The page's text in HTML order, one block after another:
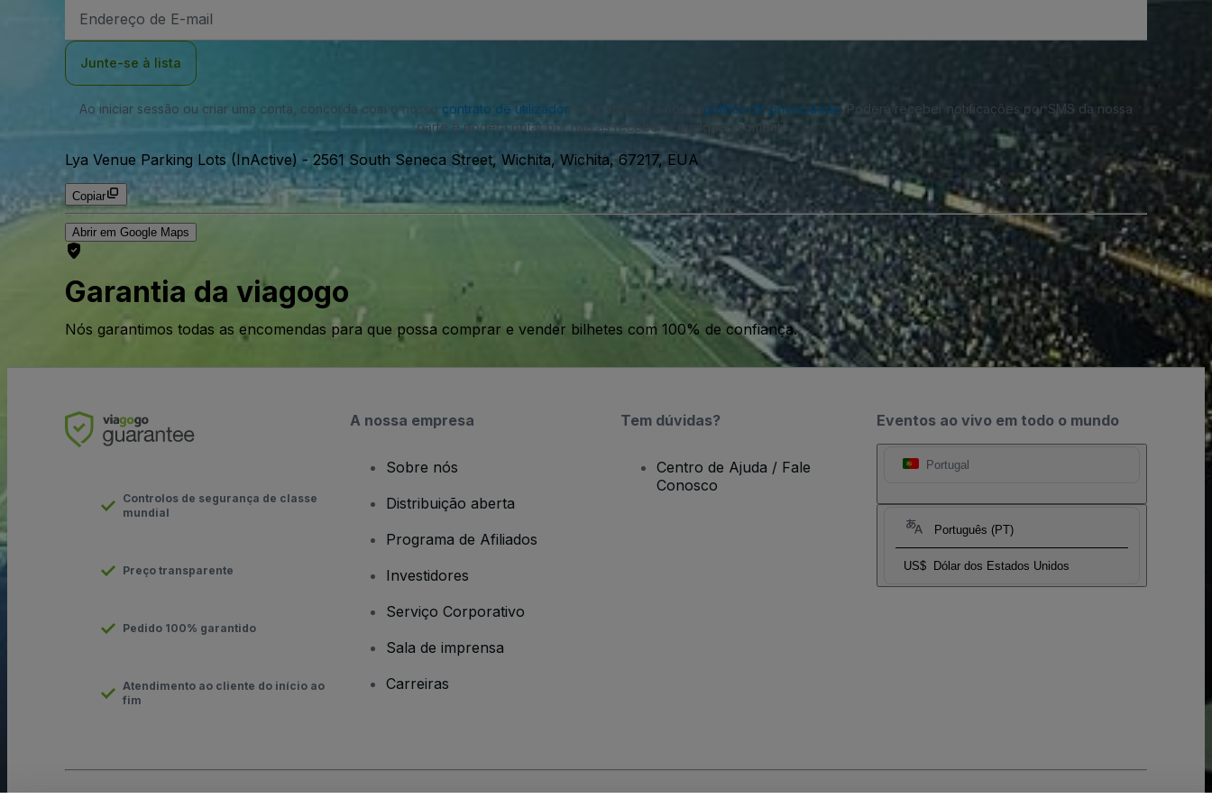
de
Junte-se à lista
Ao iniciar sessão ou criar uma conta, concorda com o nosso contrato de utilizador política de privacidade . Poderá receber notificações por SMS da nossa
parte e poderá optar por não as receber a qualquer momento.
Lya Venue Parking Lots (InActive) - 2561 South Seneca Street, Wichita, Wichita, 67217, EUA
Copiar
Abrir em Google Maps
Garantia da viagogo
Nós garantimos todas as encomendas para que possa comprar e vender bilhetes com 100% de confiança.
Eventos ao vivo em todo o mundo
Portugal
Português (PT)
US$ Dólar dos Estados Unidos
Controlos de segurança de classe
mundial
Preço transparente
Pedido 100% garantido
Atendimento ao cliente do início ao
fim
A nossa empresa
Sobre nós
Distribuição aberta
Programa de Afiliados
Investidores
Serviço Corporativo
Sala de imprensa
Carreiras
Tem dúvidas?
Centro de Ajuda / Fale
Conosco